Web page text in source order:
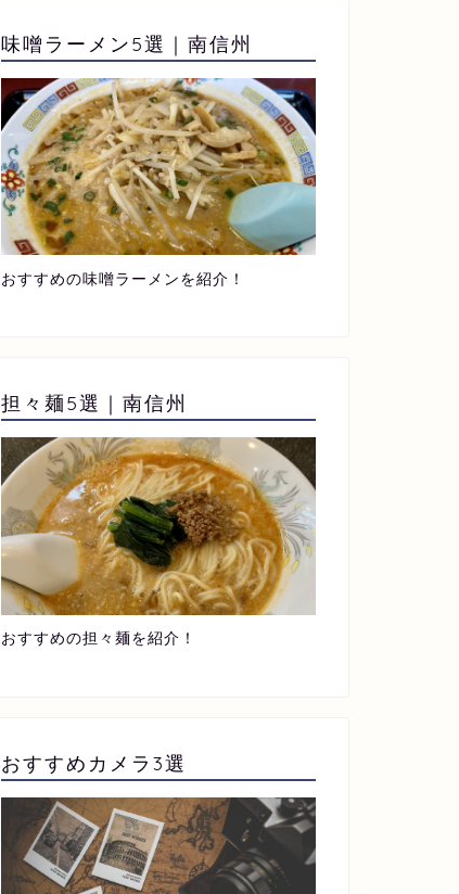
味噌ラーメン5選｜南信州
おすすめの味噌ラーメンを紹介！
担々麺5選｜南信州
おすすめの担々麺を紹介！
おすすめカメラ3選